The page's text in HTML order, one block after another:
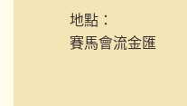
地點：
賽馬會流金匯